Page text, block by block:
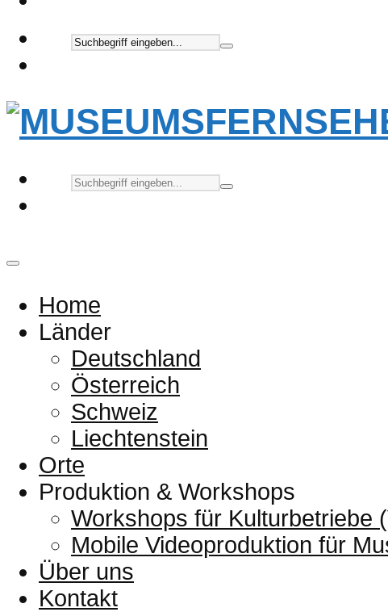
Home
Länder
Deutschland
Österreich
Schweiz
Liechtenstein
Orte
Produktion & Workshops
Workshops für Kulturbetriebe
Mobile Videoproduktion für
Über uns
Kontakt